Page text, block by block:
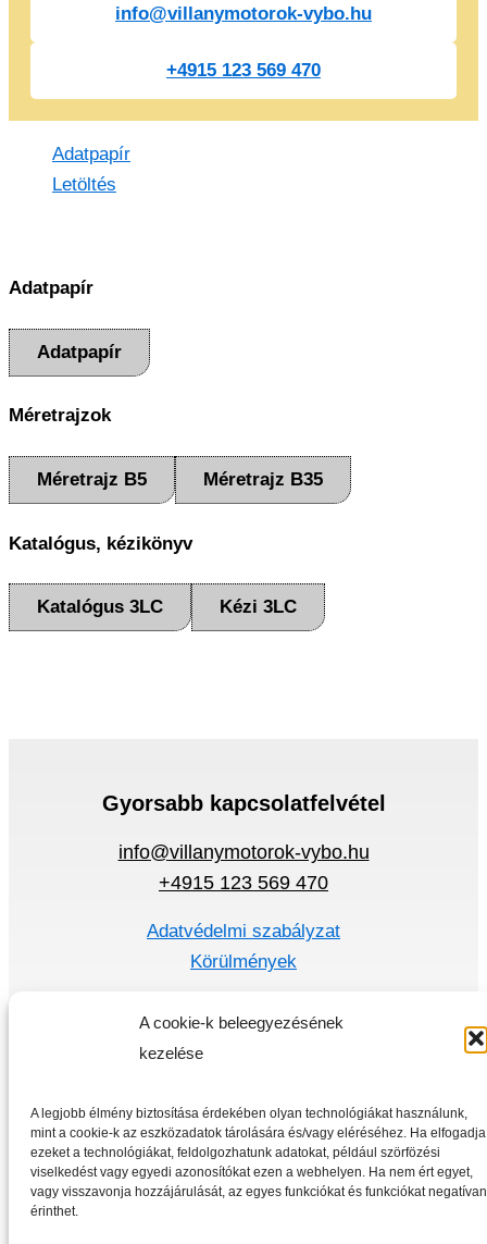
A cookie-k beleegyezésének
kezelése
A legjobb élmény biztosítása érdekében olyan technológiákat használunk,
mint a cookie-k az eszközadatok tárolására és/vagy eléréséhez. Ha elfogadja
ezeket a technológiákat, feldolgozhatunk adatokat, például szörfözési
viselkedést vagy egyedi azonosítókat ezen a webhelyen. Ha nem ért egyet,
vagy visszavonja hozzájárulását, az egyes funkciókat és funkciókat negatívan
érinthet.
info@villanymotorok-vybo.hu
+4915 123 569 470
Adatpapír
Letöltés
Adatpapír
Adatpapír
Méretrajzok
Méretrajz B5 Méretrajz B35
Katalógus, kézikönyv
Katalógus 3LC Kézi 3LC
Gyorsabb kapcsolatfelvétel
info@villanymotorok-vybo.hu
+4915 123 569 470
Adatvédelmi szabályzat
Körülmények
Villanymotorok
Otthon
Üzlet